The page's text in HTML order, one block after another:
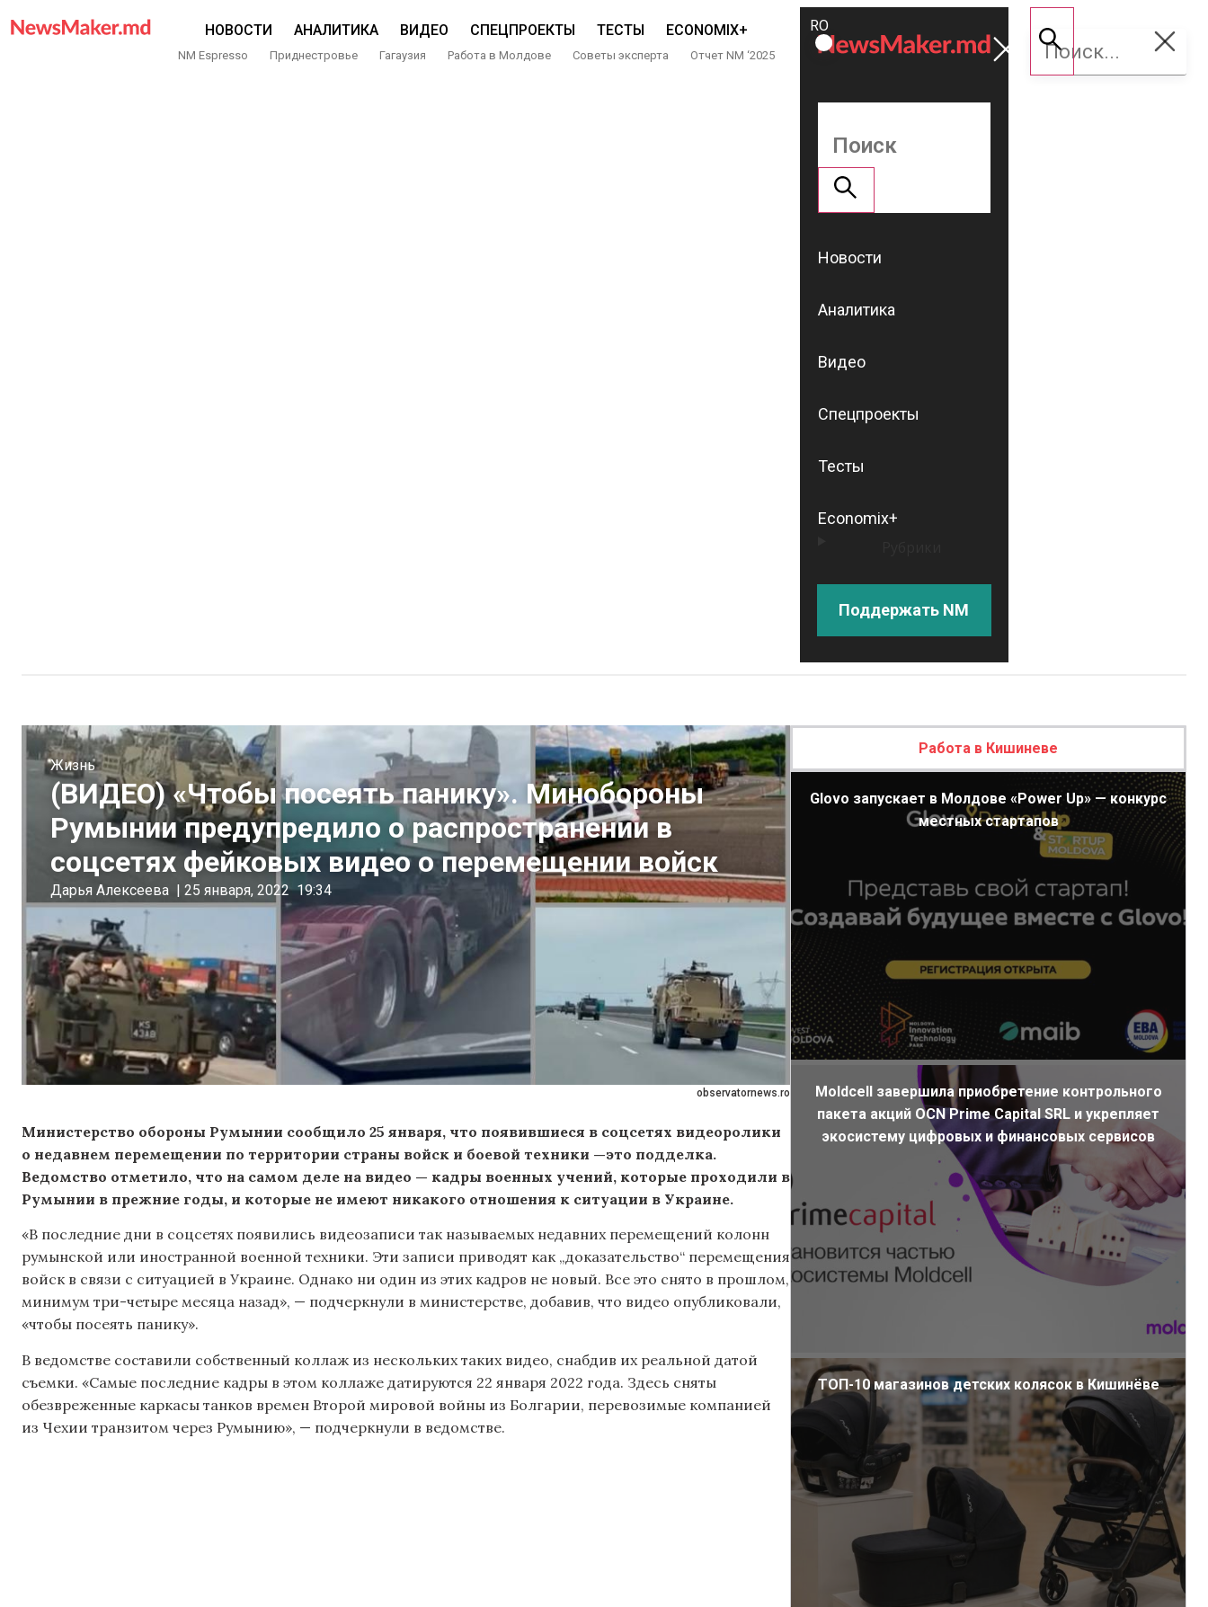
НОВОСТИ АНАЛИТИКА ВИДЕО СПЕЦПРОЕКТЫ ТЕСТЫ ECONOMIX+
NM Espresso Приднестровье Гагаузия Работа в Молдове Советы эксперта Отчет NM ‘2025
ROMÂNĂ
RU
Поддержать
NM
Новости
Аналитика
Видео
Спецпроекты
Тесты
Economix+
Поддержать NM
observatornews.ro
Жизнь
(ВИДЕО) «Чтобы посеять панику». Минобороны
Румынии предупредило о распространении в
соцсетях фейковых видео о перемещении войск
Дарья Алексеева | 25 января, 2022 19:34
Министерство обороны Румынии сообщило 25 января, что появившиеся в соцсетях видеоролики
о недавнем перемещении по территории страны войск и боевой техники —это подделка.
Ведомство отметило, что на самом деле на видео — кадры военных учений, которые проходили в
Румынии в прежние годы, и которые не имеют никакого отношения к ситуации в Украине.
«В последние дни в соцсетях появились видеозаписи так называемых недавних перемещений колонн
румынской или иностранной военной техники. Эти записи приводят как „доказательство“ перемещения
войск в связи с ситуацией в Украине. Однако ни один из этих кадров не новый. Все это снято в прошлом,
минимум три-четыре месяца назад», — подчеркнули в министерстве, добавив, что видео опубликовали,
«чтобы посеять панику».
В ведомстве составили собственный коллаж из нескольких таких видео, снабдив их реальной датой
съемки. «Самые последние кадры в этом коллаже датируются 22 января 2022 года. Здесь сняты
обезвреженные каркасы танков времен Второй мировой войны из Болгарии, перевозимые компанией
из Чехии транзитом через Румынию», — подчеркнули в ведомстве.
Работа в Кишиневе
Glovo запускает в Молдове «Power Up» — конкурс
местных стартапов
Moldcell завершила приобретение контрольного
пакета акций OCN Prime Capital SRL и укрепляет
экосистему цифровых и финансовых сервисов
ТОП-10 магазинов детских колясок в Кишинёве